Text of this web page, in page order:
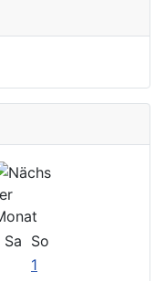
Sa So
1